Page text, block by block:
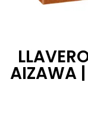
AIZAWA